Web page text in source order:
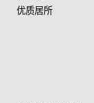
优质居所